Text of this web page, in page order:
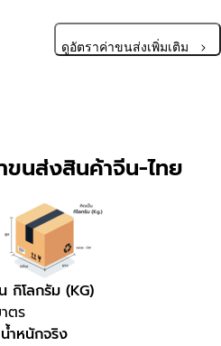
ดูอัตราค่าขนส่งเพิ่มเติม
นส่งสินค้าจีน-ไทย
กิโลกรัม (KG)
ตร
ำหนักจริง